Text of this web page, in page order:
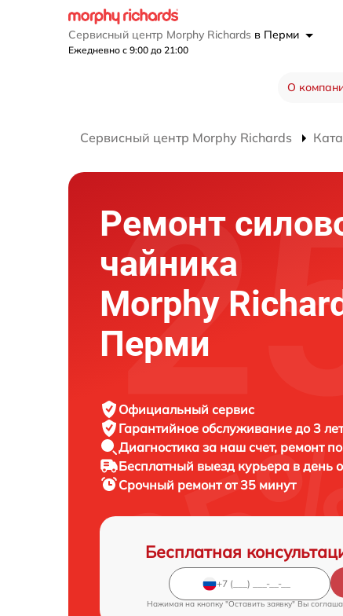
Сервисный центр Morphy Richards в Перми
Ежедневно с 9:00 до 21:00
О
Сервисный центр Morphy Richards
Ремонт
чайника
Morphy
Перми
Официальный сервис
Гарантийное обслуживание до 3 лет
Диагностика за наш счет, ремонт
Бесплатный выезд курьера в день
Срочный ремонтот 35 минут
Бесплатная
Нажимая на кнопку "Оставить заявку" Вы